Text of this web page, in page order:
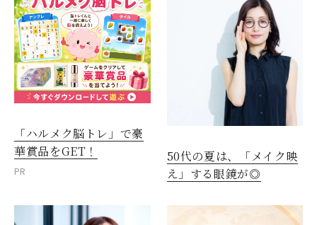
「ハルメク脳トレ」で豪
華賞品をGET！
PR
50代の夏は、「メイク映
え」する眼鏡が◎